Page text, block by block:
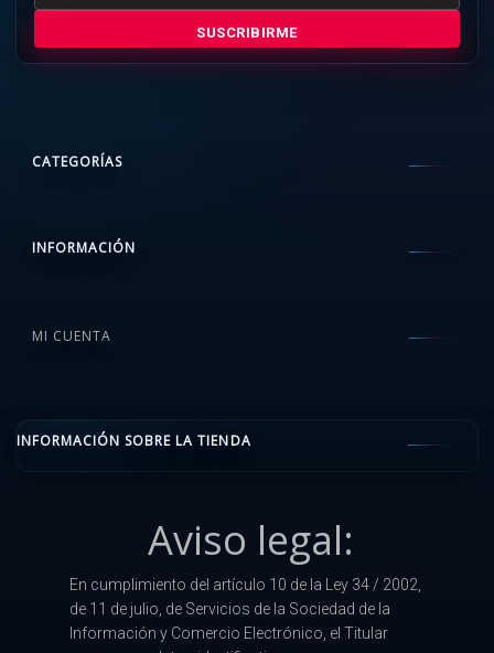
SUSCRIBIRME
CATEGORÍAS
INFORMACIÓN
MI CUENTA
INFORMACIÓN SOBRE LA TIENDA
Aviso legal:
En cumplimiento del artículo 10 de la Ley 34 / 2002,
de 11 de julio, de Servicios de la Sociedad de la
Información y Comercio Electrónico, el Titular